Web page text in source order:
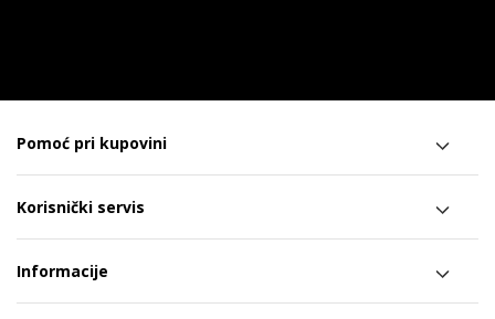
Pomoć pri kupovini
Korisnički servis
Informacije